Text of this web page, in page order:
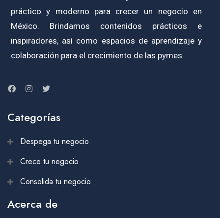
práctico y moderno para crecer un negocio en
México. Brindamos contenidos prácticos e
inspiradores, así como espacios de aprendizaje y
colaboración para el crecimiento de las pymes.
Categorías
Despega tu negocio
Crece tu negocio
Consolida tu negocio
Acerca de